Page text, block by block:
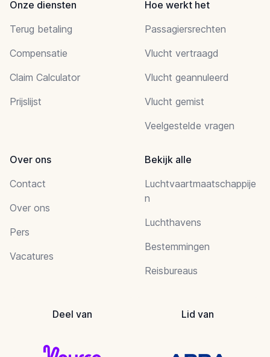
Onze diensten
Terug betaling
Compensatie
Claim Calculator
Prijslijst
Hoe werkt het
Passagiersrechten
Vlucht vertraagd
Vlucht geannuleerd
Vlucht gemist
Veelgestelde vragen
Over ons
Contact
Over ons
Pers
Vacatures
Bekijk alle
Luchtvaartmaatschappije
n
Luchthavens
Bestemmingen
Reisbureaus
Deel van Lid van